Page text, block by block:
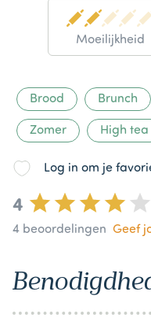
Moeilijkheid
Brood Brunch
Zomer High tea
Log in om je
4
4 beoordelingen Geef